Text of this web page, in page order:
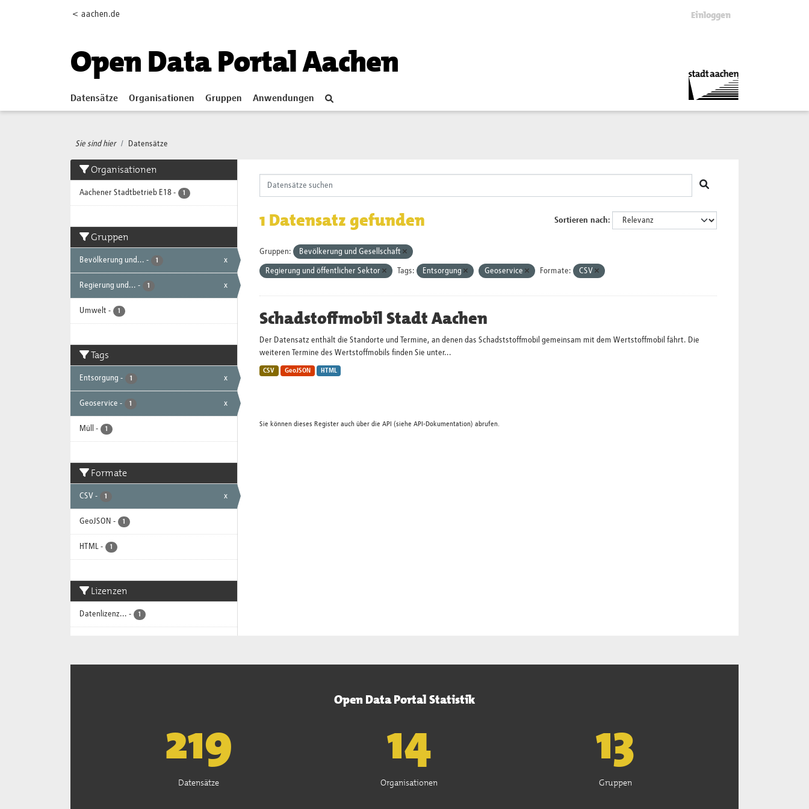
< aachen.de Einloggen
Open Data Portal Aachen
Datensätze Organisationen Gruppen Anwendungen
Sie sind hier Datensätze
Organisationen
Aachener Stadtbetrieb E18 - 1
Gruppen
Bevölkerung und... - 1 x
Regierung und... - 1 x
Umwelt - 1
Tags
Entsorgung - 1 x
Geoservice - 1 x
Müll - 1
Formate
CSV - 1 x
GeoJSON - 1
HTML - 1
Lizenzen
Datenlizenz... - 1
Sortieren nach
1 Datensatz gefunden
Gruppen: Bevölkerung und Gesellschaft
Regierung und öffentlicher Sektor Tags: Entsorgung Geoservice Formate: CSV
Schadstoffmobil Stadt Aachen
Der Datensatz enthält die Standorte und Termine, an denen das Schadststoffmobil gemeinsam mit dem Wertstoffmobil fährt. Die
weiteren Termine des Wertstoffmobils finden Sie unter...
CSV GeoJSON HTML
Sie können dieses Register auch über die API (siehe API-Dokumentation) abrufen.
Open Data Portal Statistik
221
Datensätze
15
Organisationen
13
Gruppen